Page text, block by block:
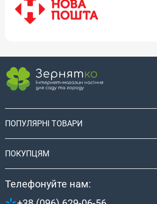
ПОПУЛЯРНІ ТОВАРИ
ПОКУПЦЯМ
Телефонуйте нам: